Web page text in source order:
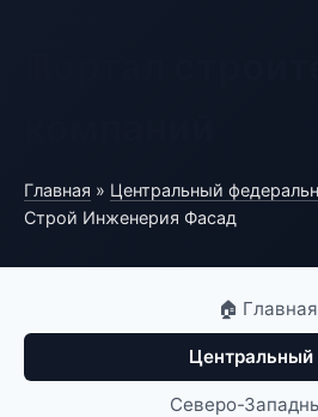
Главная » Центральный
Строй Инженерия Фасад
🏠 Главная
Северо-